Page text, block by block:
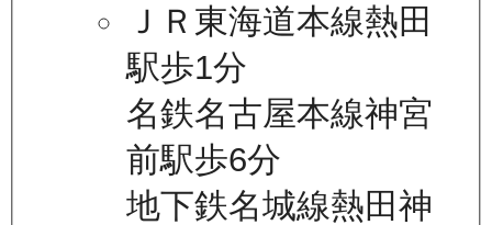
ＪＲ東海道本線熱田
駅歩1分
名鉄名古屋本線神宮
前駅歩6分
地下鉄名城線熱田神